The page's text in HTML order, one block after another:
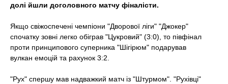
долі йшли доголовного матчу фіналісти.
Якщо свіжоспечені чемпіони "Дворової ліги" "Джокер"
спочатку зовні легко обіграв "Цукровий" (3:0), то півфінал
проти принципового суперника "Шігірюм" подарував
вулкан емоцій та рахунок 3:2.
"Рух" спершу мав надважкий матч із "Штурмом". "Рухівці"